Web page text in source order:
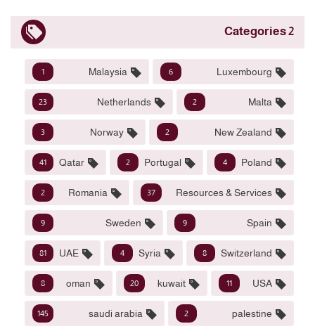
2 Categories
Luxembourg
6
Malaysia
1
Malta
2
Netherlands
23
New Zealand
2
Norway
3
Poland
4
Portugal
2
Qatar
41
Resources & Services
37
Romania
2
Spain
9
Sweden
9
Switzerland
8
Syria
4
UAE
81
USA
11
kuwait
20
oman
8
palestine
2
saudi arabia
145